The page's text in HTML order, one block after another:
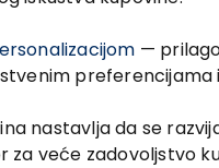
—
nastavlja da se
za veće zadovoljstvo